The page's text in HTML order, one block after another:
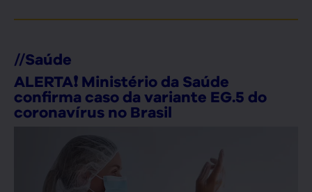
//Saúde
ALERTA❗ Ministério da Saúde
confirma caso da variante EG.5 do
coronavírus no Brasil